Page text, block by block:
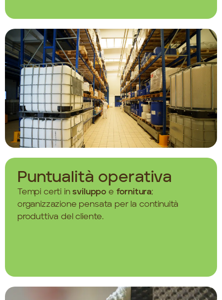
Puntualità operativa
Tempi certi insviluppo e fornitura;
organizzazione pensata per la continuità
produttiva del cliente.